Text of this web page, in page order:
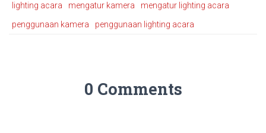
lighting acara
mengatur kamera
mengatur lighting acara
penggunaan kamera
penggunaan lighting acara
0 Comments